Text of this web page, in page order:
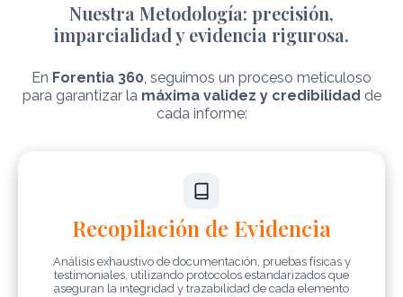
Nuestra Metodología: precisión,
imparcialidad y evidencia rigurosa.
En Forentia 360, seguimos un proceso meticuloso
para garantizar la máxima validez y credibilidad de
cada informe:
Recopilación de Evidencia
Análisis exhaustivo de documentación, pruebas físicas y
testimoniales, utilizando protocolos estandarizados que
aseguran la integridad y trazabilidad de cada elemento